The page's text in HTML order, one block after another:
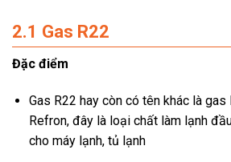
2.1 Gas R22
Đặc điểm
Gas R22 hay còn có tên khác là
Refron, đây là loại chất làm lạnh
cho máy lạnh, tủ lạnh